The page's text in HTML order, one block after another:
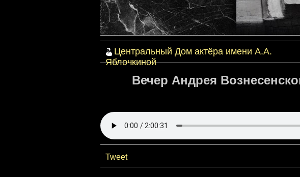
Центральный Дом актёра имени А.А.
Яблочкиной
Вечер Андрея
Tweet